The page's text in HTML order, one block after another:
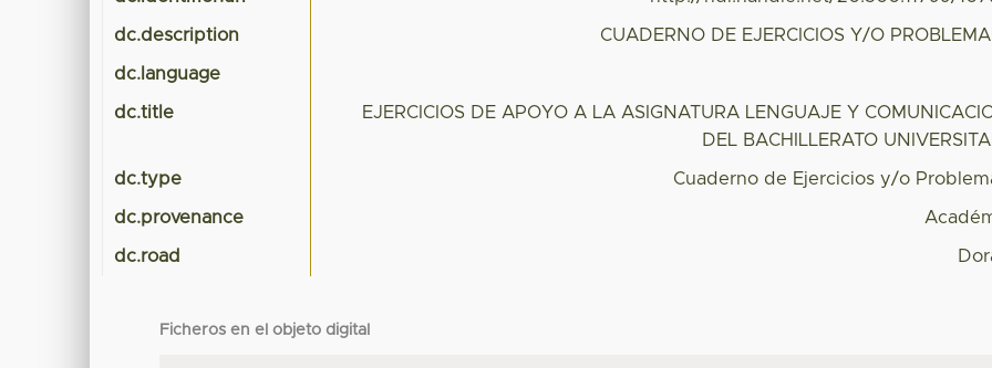
dc.description CUADERNO DE EJERCICIOS Y/O
dc.language
dc.title
EJERCICIOS DE APOYO A LA ASIGNATURA LENGUAJE Y
DEL BACHILLERATO
dc.type Cuaderno de Ejercicios y/o
dc.provenance
dc.road
Ficheros en el objeto digital